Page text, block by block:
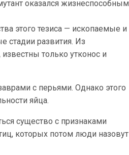
оказался жизнеспособным
этого тезиса — ископаемые и
развития. Из
только утконос и
с перьями. Однако этого
яйца.
существо с признаками
которых потом люди назовут